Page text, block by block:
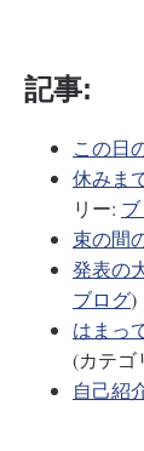
記事:
この日
休みま
リー:
束の間
発表の
ブログ)
はまっ
(カテゴ
自己紹